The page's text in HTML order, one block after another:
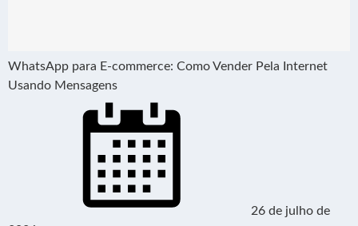
WhatsApp para E-commerce: Como Vender Pela Internet
Usando Mensagens
26 de julho de